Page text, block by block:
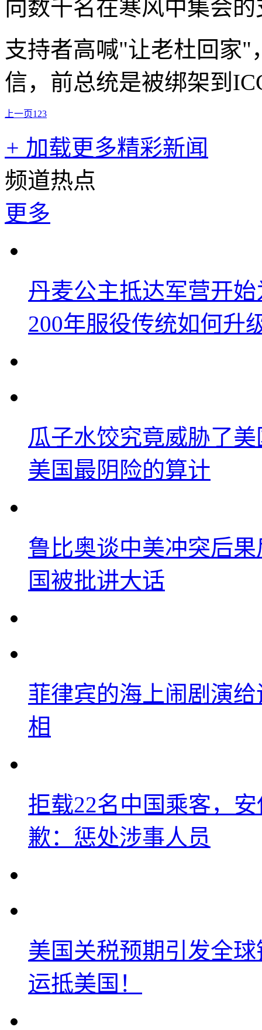
向数千名在寒风中集会
支持者高喊"让老杜回家"
信，前总统是被绑架到
上一页1 23
+ 加载更多精彩新闻
频道热点
更多
丹麦公主抵达军营开
200年服役传统如何升
瓜子水饺究竟威胁了
美国最阴险的算计
鲁比奥谈中美冲突后
国被批讲大话
菲律宾的海上闹剧演
相
拒载22名中国乘客，
歉：惩处涉事人员
美国关税预期引发全
运抵美国！